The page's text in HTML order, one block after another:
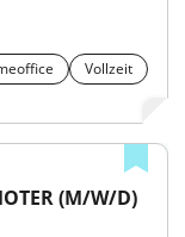
Vollzeit
(M/W/D)